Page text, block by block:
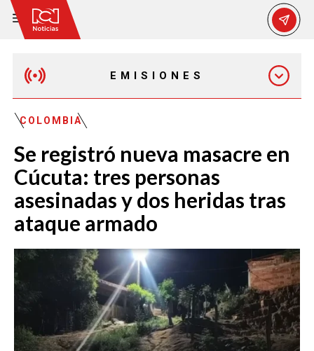
EMISIONES
EMISIÓN 12:30 PM
EMISIÓN 7:00 PM
EMISIÓN 11:30 PM
COLOMBIA
Se registró nueva masacre en
Cúcuta: tres personas
asesinadas y dos heridas tras
ataque armado